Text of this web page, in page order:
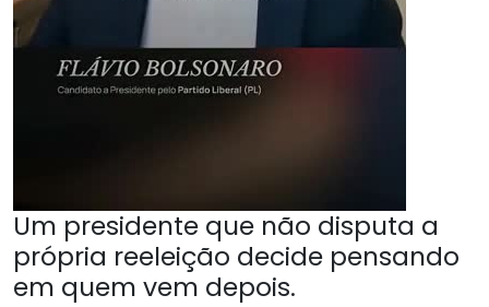
Um presidente que não disputa a
própria reeleição decide pensando
em quem vem depois.